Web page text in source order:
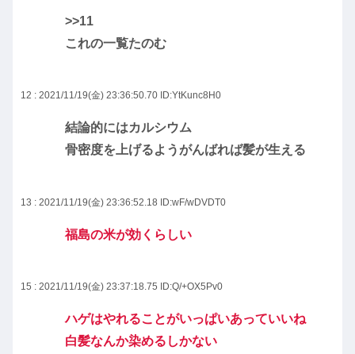
>>11
これの一覧たのむ
12 : 2021/11/19(金) 23:36:50.70 ID:YtKunc8H0
結論的にはカルシウム
骨密度を上げるようがんばれば髪が生える
13 : 2021/11/19(金) 23:36:52.18 ID:wF/wDVDT0
福島の米が効くらしい
15 : 2021/11/19(金) 23:37:18.75 ID:Q/+OX5Pv0
ハゲはやれることがいっぱいあっていいね
白髪なんか染めるしかない